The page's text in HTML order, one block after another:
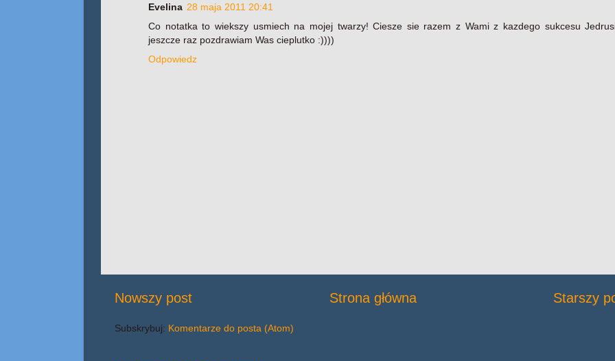
Evelina 28 maja 2011 20:41
Co notatka to wiekszy usmiech na mojej twarzy! Ciesze sie razem z Wami z kazdego sukcesu
jeszcze raz pozdrawiam Was cieplutko :))))
Odpowiedz
Nowszy post Starszy
Strona główna
Subskrybuj: Komentarze do posta (Atom)